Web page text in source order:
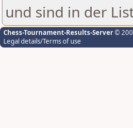
und sind in der
Chess-Tournament-Results-Server©
Legal details/Terms of use